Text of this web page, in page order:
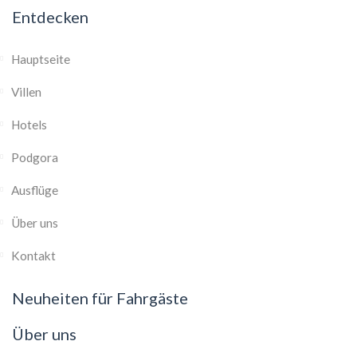
Entdecken
Hauptseite
Villen
Hotels
Podgora
Ausflüge
Über uns
Kontakt
Neuheiten für Fahrgäste
Über uns